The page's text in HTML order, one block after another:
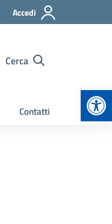
Accedi
Cerca
Contatti